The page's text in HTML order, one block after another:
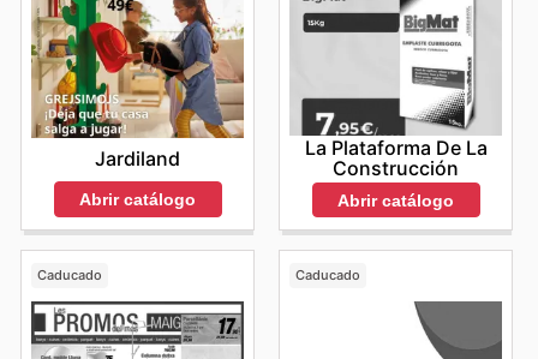
Jardiland
Abrir catálogo
La Plataforma De La
Construcción
Abrir catálogo
Caducado Caducado